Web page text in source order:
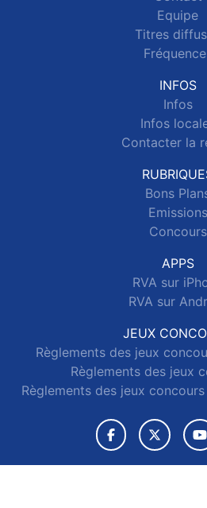
Equipe
Titres
INFOS
Infos
Infos
Contacter la
Bons
Emissions
Concours
APPS
RVA sur
RVA sur
JEUX
Règlements des jeux
Règlements des jeux
Règlements des jeux